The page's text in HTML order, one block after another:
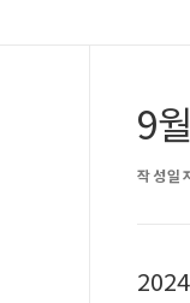
9
작성일